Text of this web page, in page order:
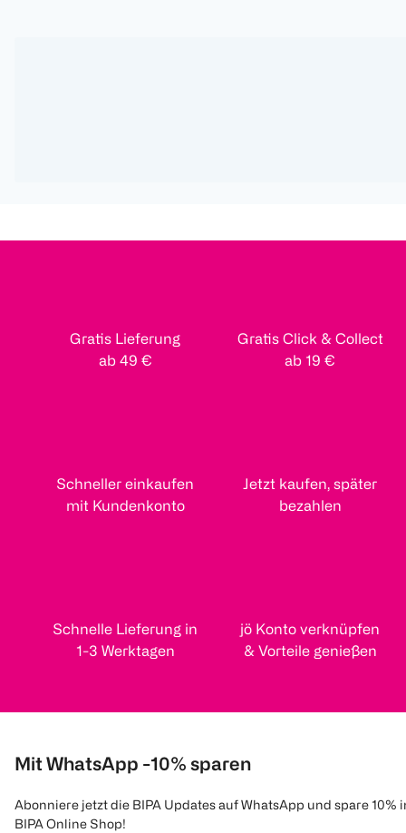
Gratis Lieferung
ab 49 €
Gratis Click & Collect
ab 19 €
Schneller einkaufen
mit Kundenkonto
Jetzt kaufen, später
bezahlen
Schnelle Lieferung in
1-3 Werktagen
jö Konto verknüpfen
& Vorteile genießen
Mit WhatsApp -10% sparen
Abonniere jetzt die BIPA Updates auf WhatsApp und spare 10%
BIPA Online Shop!